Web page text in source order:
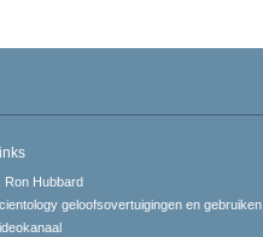
Ron Hubbard
geloofsovertuigingen en gebruiken